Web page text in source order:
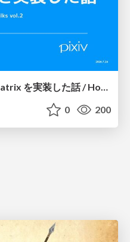
2年かけて Deno に DOMMatrix を実装した話 / How I implemented DOMMatrix in Deno over two years
0 200